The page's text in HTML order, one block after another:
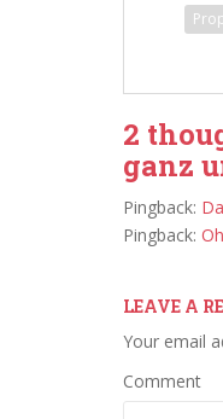
2
ganz
Pingback:
Pingback:
LEAVE A
Your email
Comment